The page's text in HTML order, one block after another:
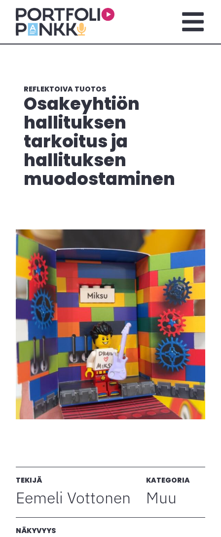
Siirry sisältöön
REFLEKTOIVA TUOTOS
Osakeyhtiön
hallituksen
tarkoitus ja
hallituksen
muodostaminen
TEKIJÄ
Eemeli Vottonen
KATEGORIA
Muu
NÄKYVYYS